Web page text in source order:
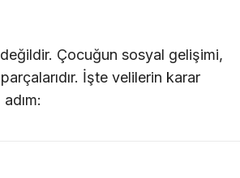
Çocuğun sosyal gelişimi,
İşte velilerin karar